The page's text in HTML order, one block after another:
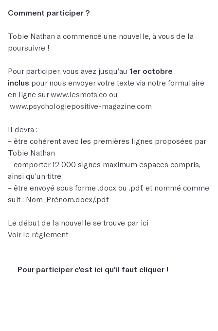
Comment participer ?
Tobie Nathan a commencé une nouvelle, à vous de la
poursuivre !
Pour participer, vous avez jusqu’au 1er octobre
inclus pour nous envoyer votre texte via notre formulaire
en ligne surwww.lesmots.co ou
www.psychologiepositive-magazine.com
Il devra :
– être cohérent avec les premières lignes proposées par
Tobie Nathan
– comporter 12 000 signes maximum espaces compris,
ainsi qu’un titre
– être envoyé sous forme .docx ou .pdf, et nommé comme
suit : Nom_Prénom.docx/.pdf
Le début de la nouvelle se trouve par ici
Voir le règlement
Pour participer c'est ici qu'il faut cliquer !